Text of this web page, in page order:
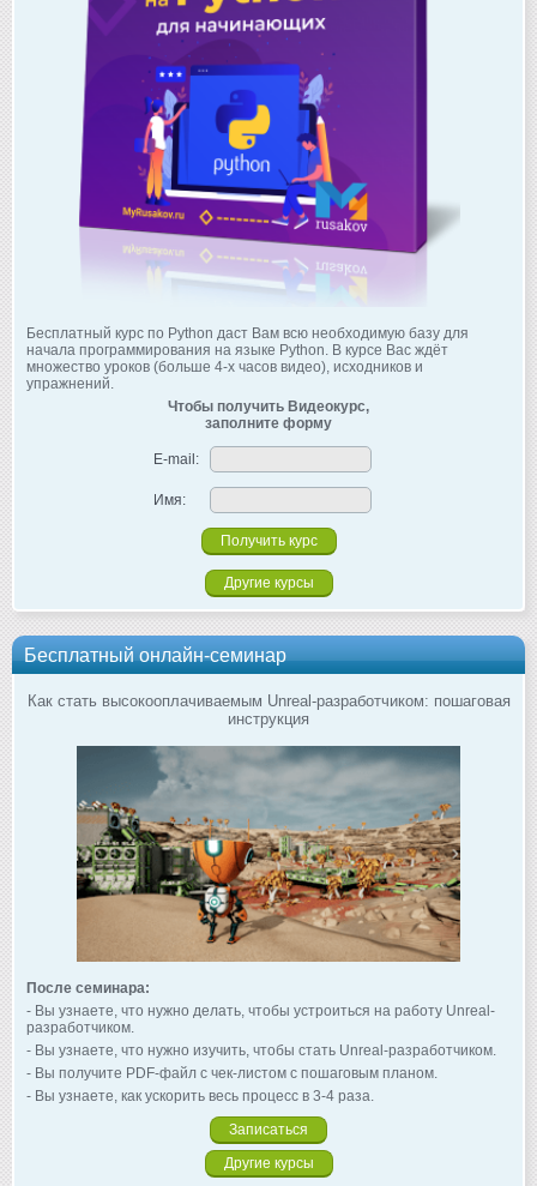
Бесплатный курс по Python даст Вам всю необходимую базу для
начала программирования на языке Python. В курсе Вас ждёт
множество уроков (больше 4-х часов видео), исходников и
упражнений.
Чтобы получить Видеокурс,
заполните форму
E-mail:
Имя:
Другие курсы
Бесплатный онлайн-семинар
Как стать высокооплачиваемым Unreal-разработчиком: пошаговая
инструкция
После семинара:
- Вы узнаете, что нужно делать, чтобы устроиться на работу Unreal-
разработчиком.
- Вы узнаете, что нужно изучить, чтобы стать Unreal-разработчиком.
- Вы получите PDF-файл с чек-листом с пошаговым планом.
- Вы узнаете, как ускорить весь процесс в 3-4 раза.
Записаться
Другие курсы